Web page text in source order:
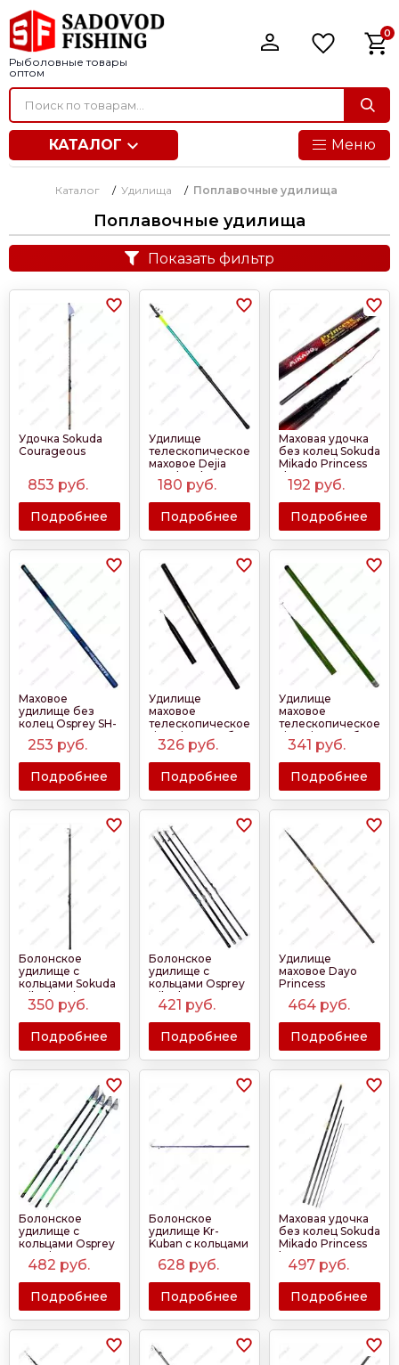
Рыболовные товары
оптом
0
КАТАЛОГ Меню
Каталог / Удилища / Поплавочные удилища
Поплавочные удилища
Показать фильтр
Удочка Sokuda
Courageous
853 руб.
Подробнее
Удилище
телескопическое
маховое Dejia
Good Lack 3м-6м
80-120гр
180 руб.
Подробнее
Маховая удочка
без колец Sokuda
Mikado Princess
short
192 руб.
Подробнее
Маховое
удилище без
колец Osprey SH-
330 4.5м-7.2м
253 руб.
Подробнее
Удилище
маховое
телескопическое
Jin Tai 22090 без
колец 3.6м-6.3м
10гр-30гр
326 руб.
Подробнее
Удилище
маховое
телескопическое
Jin Tai 22091 без
колец 3.6м-6.3м
15гр-40гр
341 руб.
Подробнее
Болонское
удилище с
кольцами Sokuda
Mikado Princess
long
350 руб.
Подробнее
Болонское
удилище с
кольцами Osprey
Mikado TSH-010
4м-7м
421 руб.
Подробнее
Удилище
маховое Dayo
Princess
464 руб.
Подробнее
Болонское
удилище с
кольцами Osprey
Freccia 4м-7м
482 руб.
Подробнее
Болонское
удилище Kr-
Kuban с кольцами
Osprey
628 руб.
Подробнее
Маховая удочка
без колец Sokuda
Mikado Princess
long
497 руб.
Подробнее